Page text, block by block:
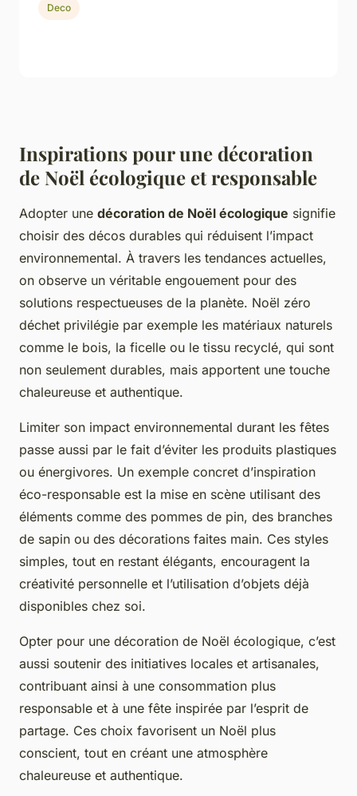
Inspirations pour une décoration
de Noël écologique et responsable
Adopter une décoration de Noël écologique signifie
choisir des décos durables qui réduisent l’impact
environnemental. À travers les tendances actuelles,
on observe un véritable engouement pour des
solutions respectueuses de la planète. Noël zéro
déchet privilégie par exemple les matériaux naturels
comme le bois, la ficelle ou le tissu recyclé, qui sont
non seulement durables, mais apportent une touche
chaleureuse et authentique.
Limiter son impact environnemental durant les fêtes
passe aussi par le fait d’éviter les produits plastiques
ou énergivores. Un exemple concret d’inspiration
éco-responsable est la mise en scène utilisant des
éléments comme des pommes de pin, des branches
de sapin ou des décorations faites main. Ces styles
simples, tout en restant élégants, encouragent la
créativité personnelle et l’utilisation d’objets déjà
disponibles chez soi.
Opter pour une décoration de Noël écologique, c’est
aussi soutenir des initiatives locales et artisanales,
contribuant ainsi à une consommation plus
responsable et à une fête inspirée par l’esprit de
partage. Ces choix favorisent un Noël plus
conscient, tout en créant une atmosphère
chaleureuse et authentique.
Deco